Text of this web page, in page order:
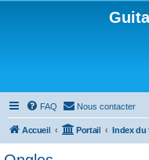
FAQ Nous contacter
Accueil Portail Index du